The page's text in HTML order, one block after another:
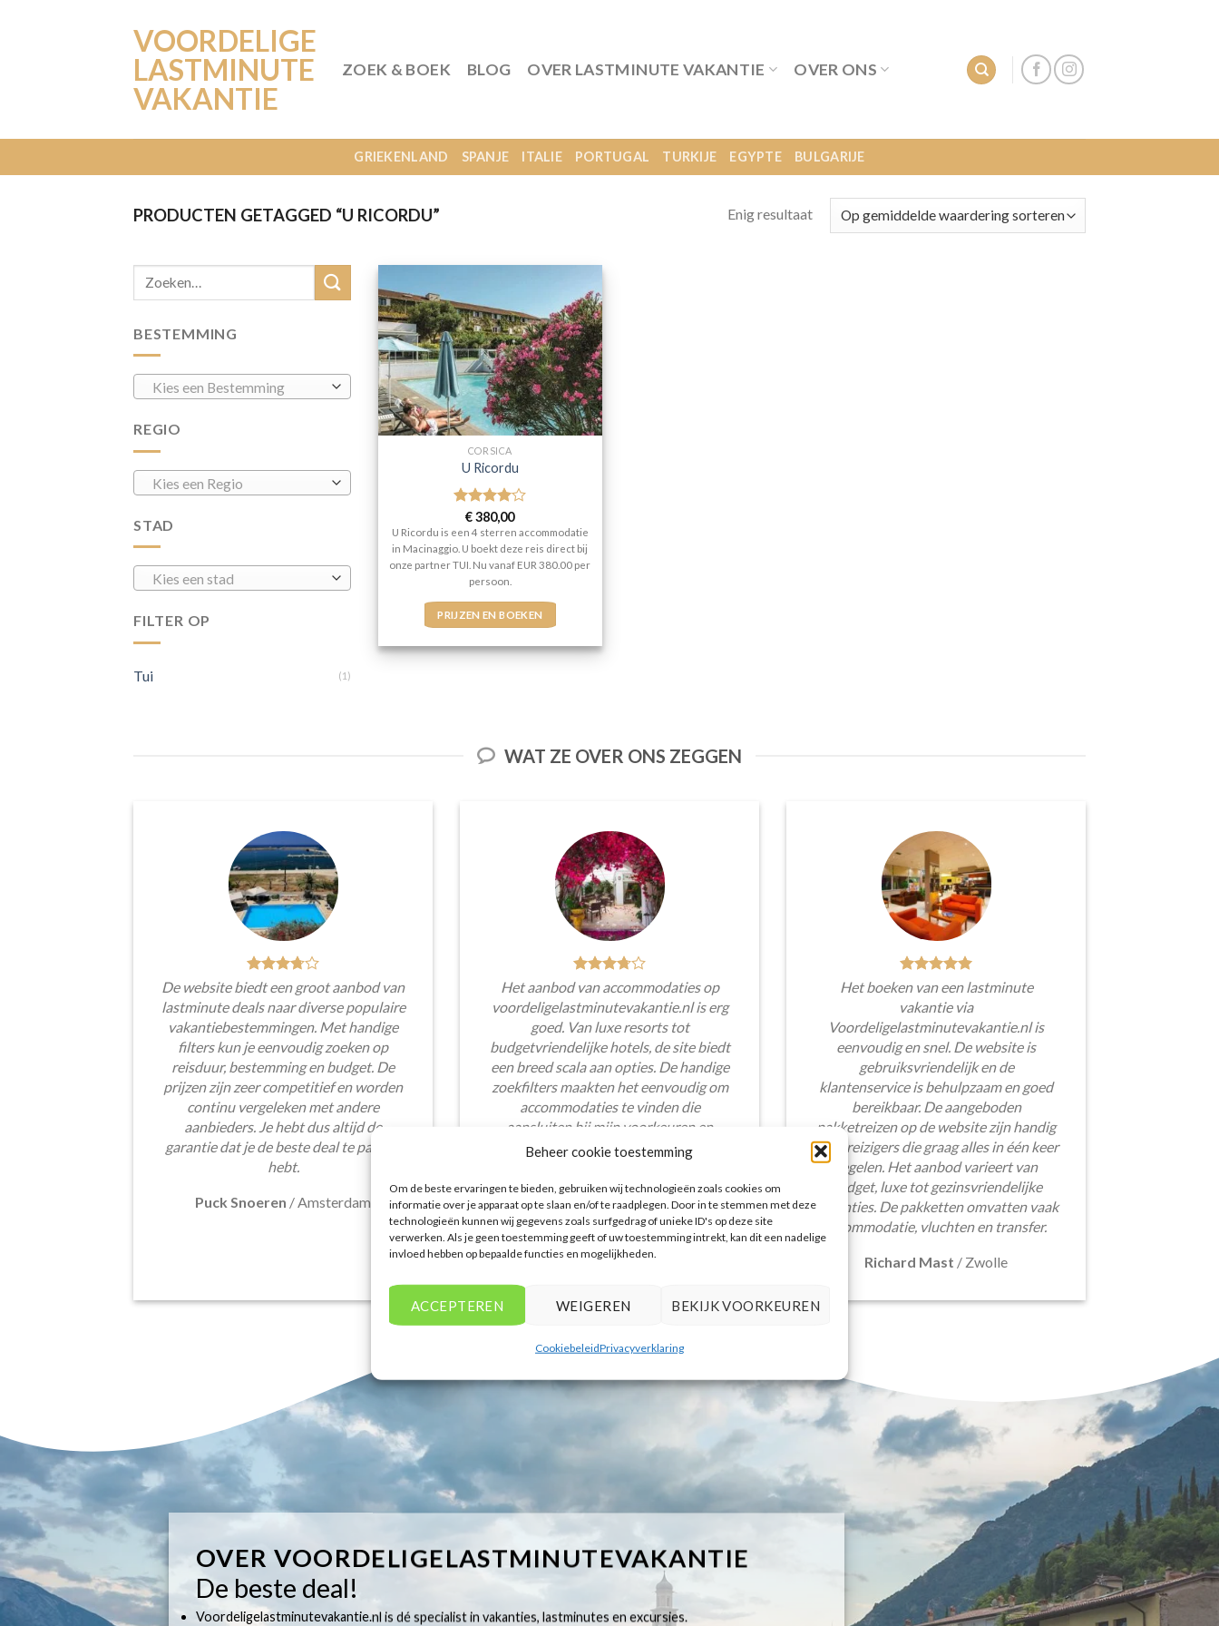
Beheer cookie toestemming
Om de beste ervaringen te bieden, gebruiken wij technologieën zoals cookies om
informatie over je apparaat op te slaan en/of te raadplegen. Door in te stemmen met deze
technologieën kunnen wij gegevens zoals surfgedrag of unieke ID's op deze site
verwerken. Als je geen toestemming geeft of uw toestemming intrekt, kan dit een nadelige
invloed hebben op bepaalde functies en mogelijkheden.
ACCEPTEREN WEIGEREN BEKIJK VOORKEUREN
CookiebeleidPrivacyverklaring
VOORDELIGE
LASTMINUTE
VAKANTIE
ZOEK & BOEK BLOG OVER LASTMINUTE VAKANTIE OVER ONS
GRIEKENLAND SPANJE ITALIE PORTUGAL TURKIJE EGYPTE BULGARIJE
PRODUCTEN GETAGGED “U RICORDU” Enig resultaat
BESTEMMING
Kies een Bestemming
REGIO
Kies een Regio
STAD
Kies een stad
FILTER OP
Tui (1)
CORSICA
U Ricordu
Gewaardeerd
4uit 5
€380,00
U Ricordu is een 4 sterren accommodatie
in Macinaggio. U boekt deze reis direct bij
onze partner TUI. Nu vanaf EUR 380.00 per
persoon.
PRIJZEN EN BOEKEN
WAT ZE OVER ONS ZEGGEN
De website biedt een groot aanbod van
lastminute deals naar diverse populaire
vakantiebestemmingen. Met handige
filters kun je eenvoudig zoeken op
reisduur, bestemming en budget. De
prijzen zijn zeer competitief en worden
continu vergeleken met andere
aanbieders. Je hebt dus altijd de
garantie dat je de beste deal te pakken
hebt.
Puck Snoeren /Amsterdam
Het aanbod van accommodaties op
voordeligelastminutevakantie.nl is erg
goed. Van luxe resorts tot
budgetvriendelijke hotels, de site biedt
een breed scala aan opties. De handige
zoekfilters maakten het eenvoudig om
accommodaties te vinden die
aansluiten bij mijn voorkeuren en
budget.
Tim Beukers/ Tilburg
Het boeken van een lastminute
vakantie via
Voordeligelastminutevakantie.nl is
eenvoudig en snel. De website is
gebruiksvriendelijk en de
klantenservice is behulpzaam en goed
bereikbaar. De aangeboden
pakketreizen op de website zijn handig
voor reizigers die graag alles in één keer
regelen. Het aanbod varieert van
budget, luxe tot gezinsvriendelijke
vakanties. De pakketten omvatten vaak
accommodatie, vluchten en transfer.
Richard Mast / Zwolle
OVER VOORDELIGELASTMINUTEVAKANTIE
De beste deal!
Voordeligelastminutevakantie.nl is dé specialist in vakanties, lastminutes en excursies.